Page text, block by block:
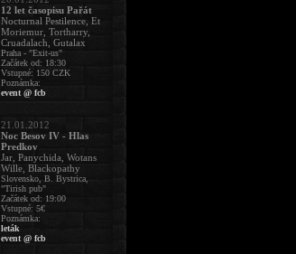
12 let časopisu Pařát
Nocturnal Pestilence, Et
Moriemur, Tortharry,
Cruadalach, Gutalax
Praha - "Exit-us"
Začátek od: 18:30
Vstupné: 150 CZK
Poznámka:
event @ fcb
21.01.2012
Noc Besov IV - Hlas
Predkov
Jar, Panychida, Wotans
Wille, Blackopathy
Slovensko, B. Bystrica,
"Tirish pub"
Začátek od: 19:00
Vstupné: 5€
Poznámka:
leták
event @ fcb